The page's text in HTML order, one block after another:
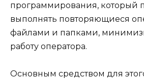
программирования, который
выполнять повторяющиеся
файлами и папками,
работу оператора.
Основным средством для